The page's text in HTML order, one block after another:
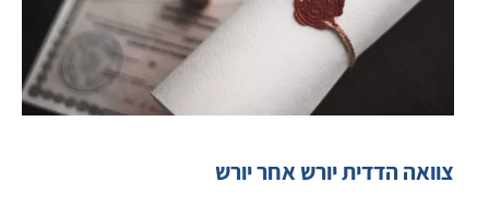
צוואה הדדית יורש אחר יורש